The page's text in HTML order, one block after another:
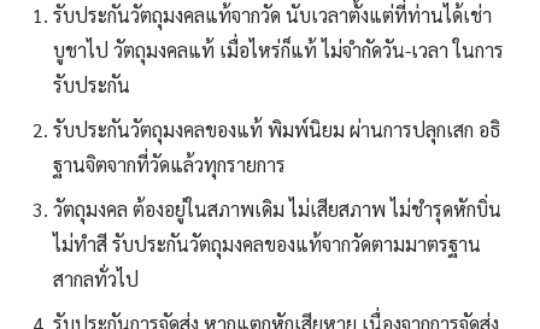
รับประกันวัตถุมงคลแท้จากวัด นับเวลาตั้งแต่ที่ท่านได้เช่า
บูชาไป วัตถุมงคลแท้ เมื่อไหร่ก็แท้ ไม่จำกัดวัน-เวลา ในการ
รับประกัน
รับประกันวัตถุมงคลของแท้ พิมพ์นิยม ผ่านการปลุกเสก อธิ
ฐานจิตจากที่วัดแล้วทุกรายการ
วัตถุมงคล ต้องอยู่ในสภาพเดิม ไม่เสียสภาพ ไม่ชำรุดหักบิ่น
ไม่ทำสี รับประกันวัตถุมงคลของแท้จากวัดตามมาตรฐาน
สากลทั่วไป
รับประกันการจัดส่ง หากแตกหักเสียหาย เนื่องจากการจัดส่ง